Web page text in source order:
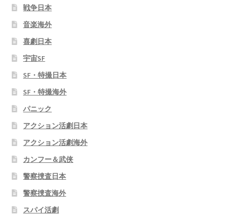
戦争日本
音楽海外
喜劇日本
宇宙SF
SF・特撮日本
SF・特撮海外
パニック
アクション活劇日本
アクション活劇海外
カンフー＆武侠
警察捜査日本
警察捜査海外
スパイ活劇